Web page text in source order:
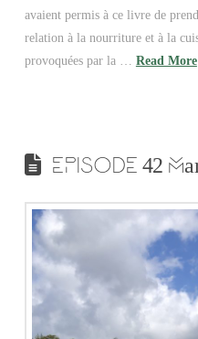
avaient permis à ce livre de
relation à la nourriture et à la
provoquées par la … Read More
EPISODE 42